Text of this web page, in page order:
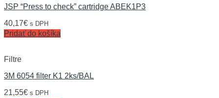
JSP “Press to check” cartridge ABEK1P3
40,17€ s DPH
Pridať do košíka
Filtre
3M 6054 filter K1 2ks/BAL
21,55€ s DPH